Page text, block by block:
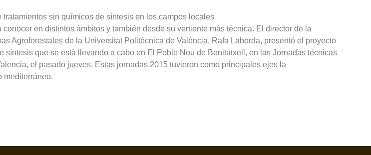
sin químicos de síntesis en los campos locales
en distintos ámbitos y también desde su vertiente más técnica. El director de la
Agroforestales de la Universitat Politècnica de València, Rafa Laborda, presentó el proyecto
que se está llevando a cabo en El Poble Nou de Benitatxell, en las Jornadas técnicas
el pasado jueves. Estas jornadas 2015 tuvieron como principales ejes la
mediterráneo.